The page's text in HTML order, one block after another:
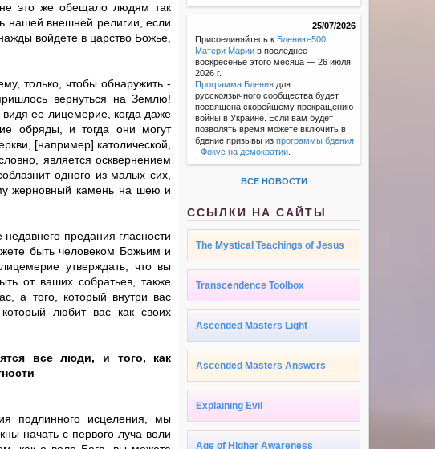
это же обещало людям так
нашей внешней религии, если
войдете в царство Божье,
только, чтобы обнаружить -
вернуться на Землю!
ее лицемерие, когда даже
обряды, и тогда они могут
[например] католической,
является осквернением
одного из малых сих,
жерновный камень на шею и
предания гласности
быть человеком Божьим и
утверждать, что вы
от ваших собратьев, также
а того, который внутри вас
любит вас как своих
все люди, и того, как
подлинного исцеления, мы
начать с первого луча воли
25/07/2026
Присоединяйтесь к Бдению-500
Матери Марии в последнее
воскресенье этого месяца — 26 июля
2026 г.
Программа Бдения для
русскоязычного сообщества будет
посвящена скорейшему прекращению
войны в Украине. Если вам будет
позволять время можете включить в
бдение призывы изпрограммы бдения
- Фокус на демократии
ВСЕ НОВОСТИ
ССЫЛКИ НА САЙТЫ
The Mystical Teachings of Jesus
Transcendence Toolbox
Ascended Masters Light
Ascended Masters Answers
Explaining Evil
Age of Higher Awareness